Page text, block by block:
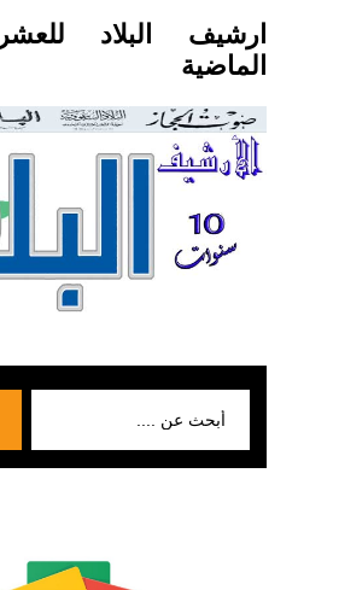
ارشيف البلاد
الماضية